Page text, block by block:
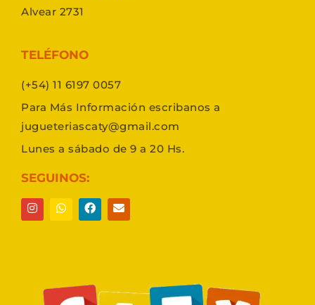
Alvear 2731
TELÉFONO
(+54) 11 6197 0057
Para Más Información escribanos a
jugueteriascaty@gmail.com
Lunes a sábado de 9 a 20 Hs.
SEGUINOS: